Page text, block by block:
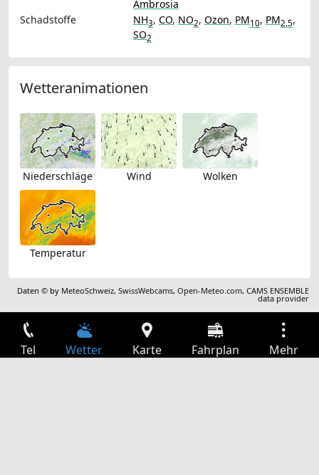
Ambrosia
Schadstoffe
NH3, CO, NO2, Ozon, PM10, PM2.5,
SO2
Wetteranimationen
Niederschläge Wind Wolken
Temperatur
Daten © by MeteoSchweiz,SwissWebcams,Open-Meteo.com,CAMS ENSEMBLE
data provider
Tel Wetter Karte Fahrplan Mehr